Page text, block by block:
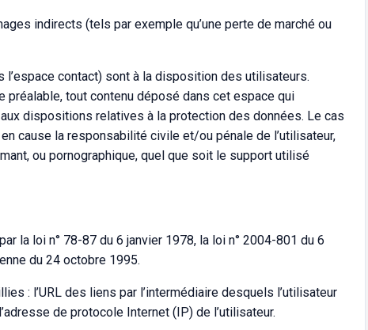
indirects (tels par exemple qu’une perte de marché ou
contact) sont à la disposition des utilisateurs.
tout contenu déposé dans cet espace qui
dispositions relatives à la protection des données. Le cas
cause la responsabilité civile et/ou pénale de l’utilisateur,
ou pornographique, quel que soit le support utilisé
la loi n° 78-87 du 6 janvier 1978, la loi n° 2004-801 du 6
du 24 octobre 1995.
: l’URL des liens par l’intermédiaire desquels l’utilisateur
de protocole Internet (IP) de l’utilisateur.